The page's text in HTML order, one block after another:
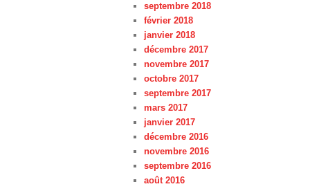
septembre 2018
février 2018
janvier 2018
décembre 2017
novembre 2017
octobre 2017
septembre 2017
mars 2017
janvier 2017
décembre 2016
novembre 2016
septembre 2016
août 2016